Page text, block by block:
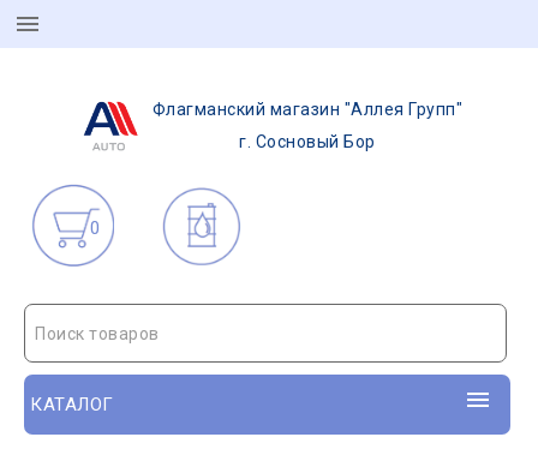
Флагманский магазин "Аллея Групп"
г. Сосновый Бор
0
Поиск товаров
КАТАЛОГ